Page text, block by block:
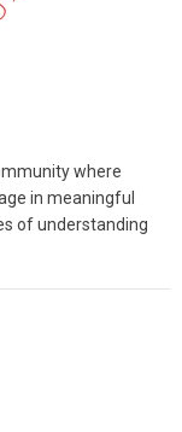
where
in meaningful
of understanding